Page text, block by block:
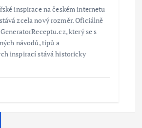
inspirace na českém internetu
zcela nový rozměr. Oficiálně
který se s
návodů, tipů a
inspirací stává historicky